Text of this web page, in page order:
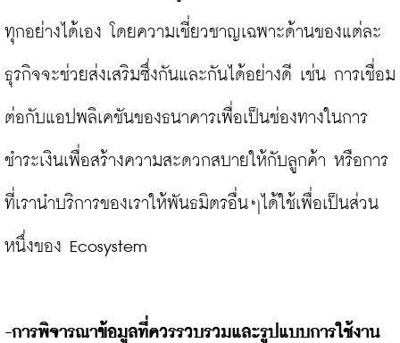
ทุกอย่างได้เอง โดยความเชี่ยวชาญเฉพาะด้านของแต่ละ
ธุรกิจจะช่วยส่งเสริมซึ่งกันและกันได้อย่างดี เช่น การเชื่อม
ต่อกับแอปพลิเคชันของธนาคารเพื่อเป็นช่องทางในการ
ชำระเงินเพื่อสร้างความสะดวกสบายให้กับลูกค้า หรือการ
ที่เรานำบริการของเราให้พันธมิตรอื่นๆได้ใช้เพื่อเป็นส่วน
หนึ่งของ Ecosystem
-การพิจารณาข้อมูลที่ควรรวบรวมและรูปแบบการใช้งาน